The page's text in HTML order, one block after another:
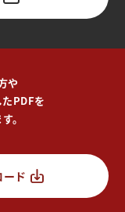
や
PDFを
。
ド